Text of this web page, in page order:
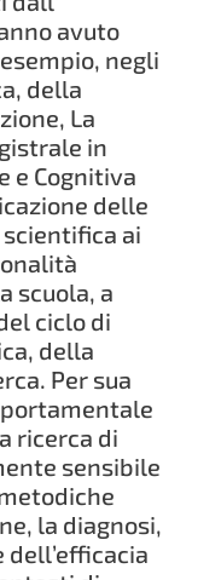
avuto
negli
della
La
in
e Cognitiva
delle
ai
scuola, a
ciclo di
della
Per sua
ricerca di
sensibile
la diagnosi,